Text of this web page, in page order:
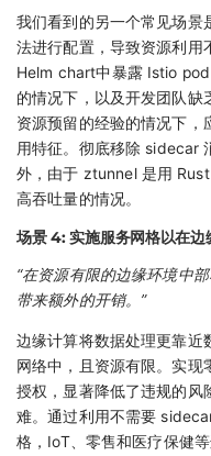
我们看到的另一个常见场
法进行配置，导致资源利用
Helm chart中暴露 Istio
的情况下，以及开发团队缺
资源预留的经验的情况下，
用特征。彻底移除 sidecar
外，由于 ztunnel 是用
高吞吐量的情况。
场景 4: 实施服务网格以在边
“在资源有限的边缘环境中
带来额外的开销。”
边缘计算将数据处理更靠近
网络中，且资源有限。实现
授权，显著降低了违规的风
难。通过利用不需要
格，IoT、零售和医疗保健